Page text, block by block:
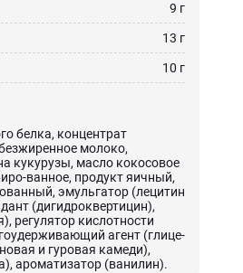
9 г
13 г
10 г
белка, концентрат
молоко,
кукурузы, масло кокосовое
ванное, продукт яичный,
эмульгатор (лецитин
(дигидроквертицин),
регулятор кислотности
агент (глице-
и гуровая камеди),
ароматизатор (ванилин).